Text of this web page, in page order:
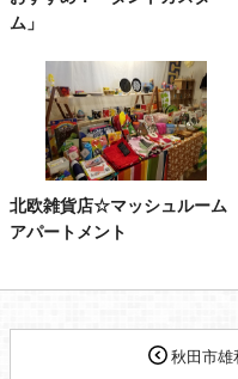
ム」
北欧雑貨店☆マッシュルーム
アパートメント
秋田市雄